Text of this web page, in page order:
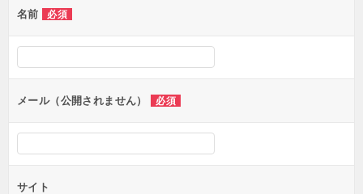
名前 必須
メール（公開されません） 必須
サイト